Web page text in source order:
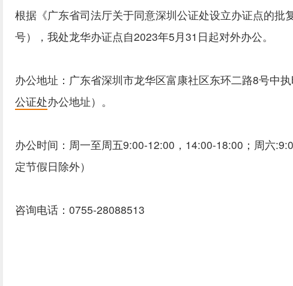
根据《广东省司法厅关于同意深圳公证处设立办证点的批
号），我处龙华办证点自2023年5月31日起对外办公。
办公地址：广东省深圳市龙华区富康社区东环二路8号中
公证处办公地址）。
办公时间：周一至周五9:00-12:00，14:00-18:00；周六
定节假日除外）
咨询电话：0755-28088513